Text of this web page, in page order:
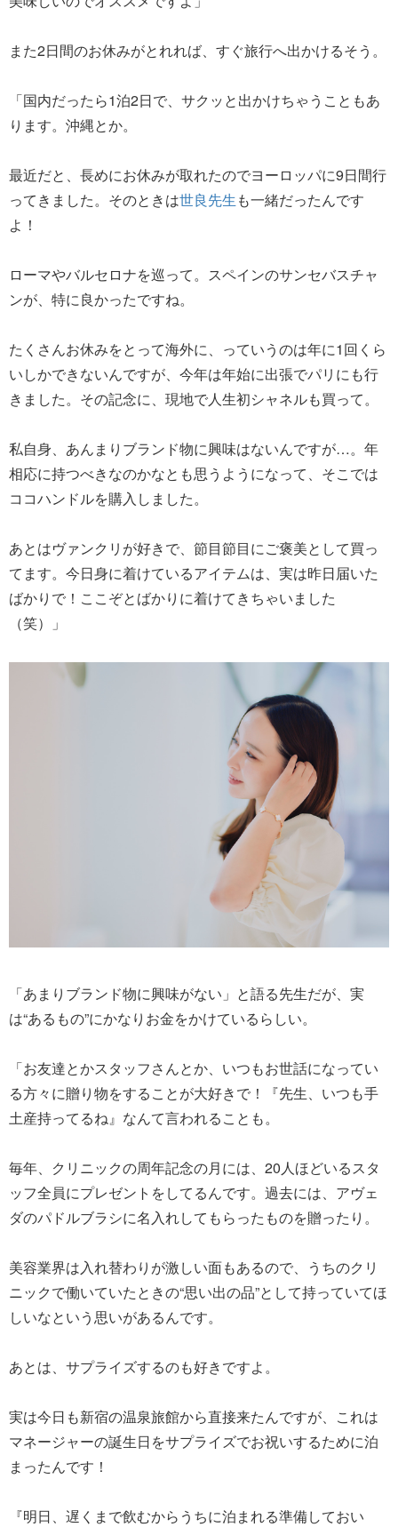
また2日間のお休みがとれれば、すぐ旅行へ出かけるそう。
「国内だったら1泊2日で、サクッと出かけちゃうこともあ
ります。沖縄とか。
最近だと、長めにお休みが取れたのでヨーロッパに9日間行
ってきました。そのときは世良先生も一緒だったんです
よ！
ローマやバルセロナを巡って。スペインのサンセバスチャ
ンが、特に良かったですね。
たくさんお休みをとって海外に、っていうのは年に1回くら
いしかできないんですが、今年は年始に出張でパリにも行
きました。その記念に、現地で人生初シャネルも買って。
私自身、あんまりブランド物に興味はないんですが…。年
相応に持つべきなのかなとも思うようになって、そこでは
ココハンドルを購入しました。
あとはヴァンクリが好きで、節目節目にご褒美として買っ
てます。今日身に着けているアイテムは、実は昨日届いた
ばかりで！ここぞとばかりに着けてきちゃいました
（笑）」
「あまりブランド物に興味がない」と語る先生だが、実
は“あるもの”にかなりお金をかけているらしい。
「お友達とかスタッフさんとか、いつもお世話になってい
る方々に贈り物をすることが大好きで！『先生、いつも手
土産持ってるね』なんて言われることも。
毎年、クリニックの周年記念の月には、20人ほどいるスタ
ッフ全員にプレゼントをしてるんです。過去には、アヴェ
ダのパドルブラシに名入れしてもらったものを贈ったり。
美容業界は入れ替わりが激しい面もあるので、うちのクリ
ニックで働いていたときの“思い出の品”として持っていてほ
しいなという思いがあるんです。
あとは、サプライズするのも好きですよ。
実は今日も新宿の温泉旅館から直接来たんですが、これは
マネージャーの誕生日をサプライズでお祝いするために泊
まったんです！
『明日、遅くまで飲むからうちに泊まれる準備しておい